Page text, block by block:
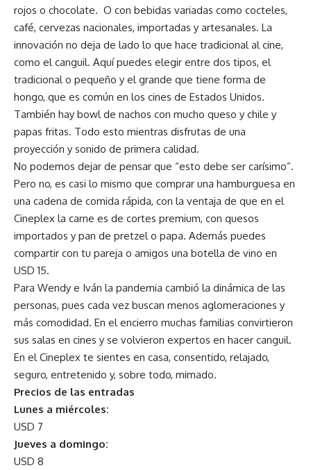
rojos o chocolate. O con bebidas variadas como cocteles,
café, cervezas nacionales, importadas y artesanales. La
innovación no deja de lado lo que hace tradicional al cine,
como el canguil. Aquí puedes elegir entre dos tipos, el
tradicional o pequeño y el grande que tiene forma de
hongo, que es común en los cines de Estados Unidos.
También hay bowl de nachos con mucho queso y chile y
papas fritas. Todo esto mientras disfrutas de una
proyección y sonido de primera calidad.
No podemos dejar de pensar que “esto debe ser carísimo”.
Pero no, es casi lo mismo que comprar una hamburguesa en
una cadena de comida rápida, con la ventaja de que en el
Cineplex la carne es de cortes premium, con quesos
importados y pan de pretzel o papa. Además puedes
compartir con tu pareja o amigos una botella de vino en
USD 15.
Para Wendy e Iván la pandemia cambió la dinámica de las
personas, pues cada vez buscan menos aglomeraciones y
más comodidad. En el encierro muchas familias convirtieron
sus salas en cines y se volvieron expertos en hacer canguil.
En el Cineplex te sientes en casa, consentido, relajado,
seguro, entretenido y, sobre todo, mimado.
Precios de las entradas
Lunes a miércoles:
USD 7
Jueves a domingo:
USD 8